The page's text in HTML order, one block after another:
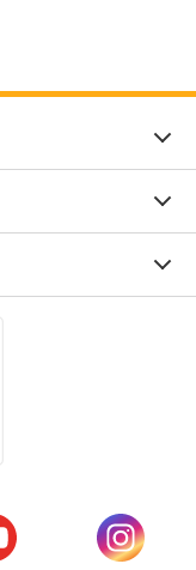
nouvel onglet)
dans un(s'ouvre